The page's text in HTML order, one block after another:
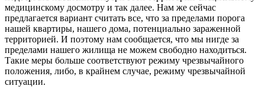
медицинскому досмотру и так далее. Нам же сейчас
предлагается вариант считать все, что за пределами порога
нашей квартиры, нашего дома, потенциально зараженной
территорией. И поэтому нам сообщается, что мы нигде за
пределами нашего жилища не можем свободно находиться.
Такие меры больше соответствуют режиму чрезвычайного
положения, либо, в крайнем случае, режиму чрезвычайной
ситуации.